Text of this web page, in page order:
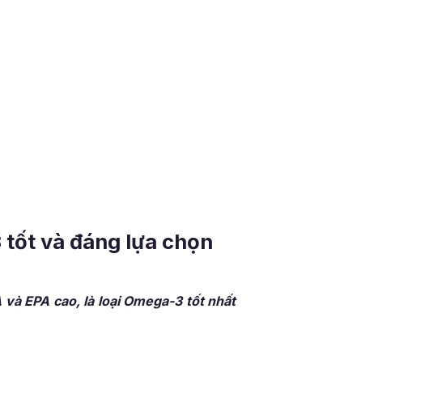
tốt và đáng lựa chọn
EPA cao, là loại Omega-3 tốt nhất